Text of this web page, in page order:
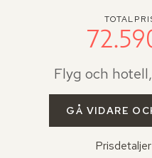
Flyg och
GÅ VIDARE
Prisdetaljer